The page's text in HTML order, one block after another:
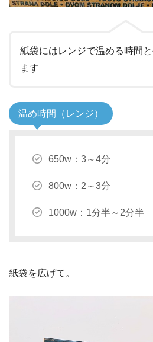
紙袋にはレンジで温める時間
ます
温め時間（レンジ）
650w：3～4分
800w：2～3分
1000w：1分半～2分半
紙袋を広げて。